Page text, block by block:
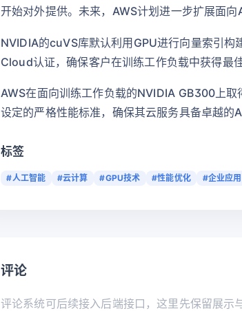
开始对外提供。未来，AWS计划进一步扩展面
NVIDIA的cuVS库默认利用GPU进行向量索引
Cloud认证，确保客户在训练工作负载中获得最
AWS在面向训练工作负载的NVIDIA GB300上
设定的严格性能标准，确保其云服务具备卓越的
标签
#人工智能 #云计算 #GPU技术 #性能优化 #企业应用
评论
评论系统可后续接入后端接口，这里先保留展示